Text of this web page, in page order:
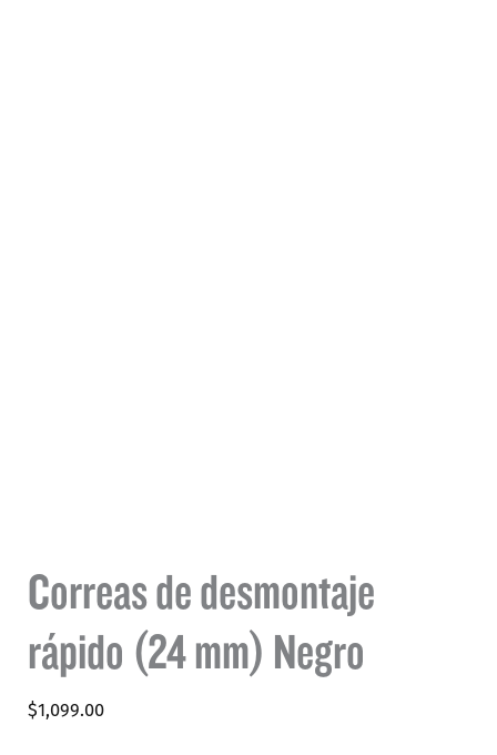
Correas de desmontaje
rápido (24 mm) Negro
$1,099.00